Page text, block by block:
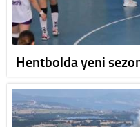
Hentbolda yeni